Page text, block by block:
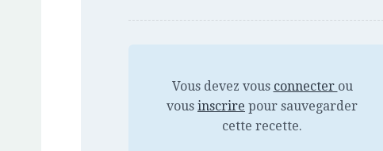
Vous devez vous connecter ou
vous inscrire pour sauvegarder
cette recette.